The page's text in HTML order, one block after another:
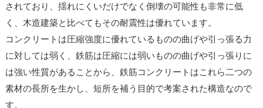
されており、揺れにくいだけでなく倒壊の可能性も非常に低
く、木造建築と比べてもその耐震性は優れています。
コンクリートは圧縮強度に優れているものの曲げや引っ張る力
に対しては弱く、鉄筋は圧縮には弱いものの曲げや引っ張りに
は強い性質があることから、鉄筋コンクリートはこれら二つの
素材の長所を生かし、短所を補う目的で考案された構造なので
す。